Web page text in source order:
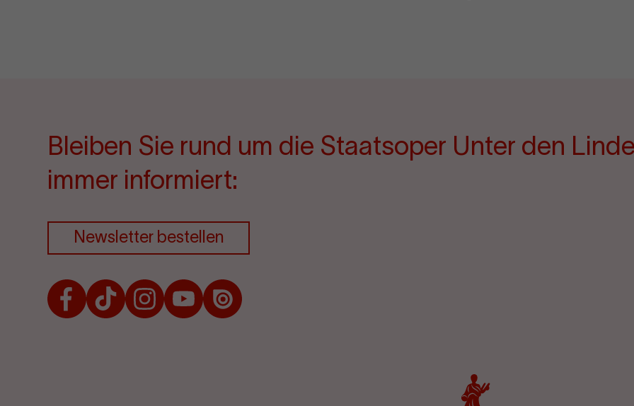
Bleiben Sie rund um die Staatsoper Unter den
immer informiert:
Newsletter bestellen
Facebook
TikTokInstagram
Youtube
Issuu